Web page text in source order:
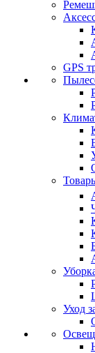
GPS
Уход